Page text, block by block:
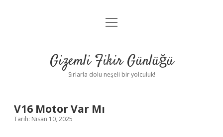
Anasayfa
Yasal Uyarı
menüyü
Gizemli Fikir Günlüğü
Sırlarla dolu neşeli bir yolculuk!
V16 Motor Var Mı
Tarih: Nisan 10, 2025